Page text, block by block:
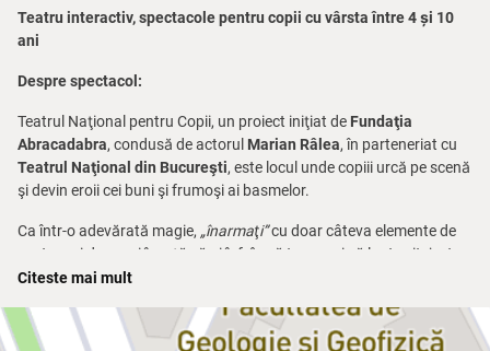
Teatru interactiv, spectacole pentru copii cu vârsta între 4 și 10
ani
Despre spectacol:
Teatrul Naţional pentru Copii, un proiect iniţiat de Fundaţia
Abracadabra, condusă de actorul Marian Râlea, în parteneriat cu
Teatrul Naţional din Bucureşti, este locul unde copiii urcă pe scenă
şi devin eroii cei buni şi frumoşi ai basmelor.
Ca într-o adevărată magie, „înarmaţi”cu doar câteva elemente de
costum şi decor, ei învaţă să-şi înfrângă teama şi să lupte vitejeşte
cu duhurile rele, cu forţele întunecate din poveştile românilor, de ieri
Înarmaţi cu multă fantezie şi poftă de joc, dar şi cu o recuzită
Citeste mai mult